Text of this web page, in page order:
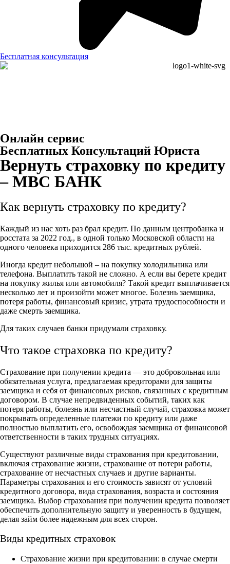
Бесплатная консультация
Онлайн сервис
Бесплатных Консультаций Юриста
Вернуть страховку по кредиту
– МВС БАНК
Как вернуть страховку по кредиту?
Каждый из нас хоть раз брал кредит. По данным центробанка и
росстата за 2022 год., в одной только Московской области на
одного человека приходится 286 тыс. кредитных рублей.
Иногда кредит небольшой – на покупку холодильника или
телефона. Выплатить такой не сложно. А если вы берете кредит
на покупку жилья или автомобиля? Такой кредит выплачивается
несколько лет и произойти может многое. Болезнь заемщика,
потеря работы, финансовый кризис, утрата трудоспособности и
даже смерть заемщика.
Для таких случаев банки придумали страховку.
Что такое страховка по кредиту?
Страхование при получении кредита — это добровольная или
обязательная услуга, предлагаемая кредиторами для защиты
заемщика и себя от финансовых рисков, связанных с кредитным
договором. В случае непредвиденных событий, таких как
потеря работы, болезнь или несчастный случай, страховка может
покрывать определенные платежи по кредиту или даже
полностью выплатить его, освобождая заемщика от финансовой
ответственности в таких трудных ситуациях.
Существуют различные виды страхования при кредитовании,
включая страхование жизни, страхование от потери работы,
страхование от несчастных случаев и другие варианты.
Параметры страхования и его стоимость зависят от условий
кредитного договора, вида страхования, возраста и состояния
заемщика. Выбор страхования при получении кредита позволяет
обеспечить дополнительную защиту и уверенность в будущем,
делая займ более надежным для всех сторон.
Виды кредитных страховок
Страхование жизни при кредитовании: в случае смерти